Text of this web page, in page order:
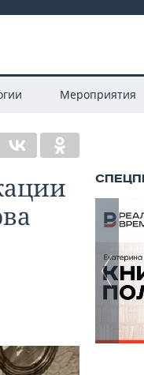
Мероприятия